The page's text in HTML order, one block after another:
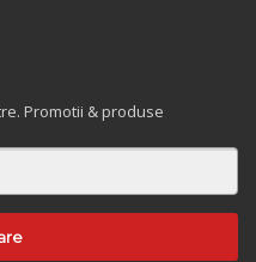
Promotii & produse